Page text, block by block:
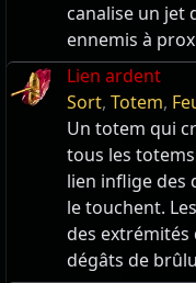
canalise un jet
ennemis à
Lien ardent
Sort, Totem,
Un totem qui
tous les
lien inflige des
le touchent.
des extrémités
dégâts de